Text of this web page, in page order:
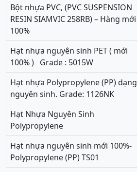
Bột nhựa PVC, (PVC SUSPENSION
RESIN SIAMVIC 258RB) – Hàng mới
100%
Hạt nhựa nguyên sinh PET ( mới
100% ) Grade : 5015W
Hạt nhựa Polypropylene (PP) dạng
nguyên sinh. Grade: 1126NK
Hạt Nhựa Nguyên Sinh
Polypropylene
Hạt nhựa nguyên sinh mới 100%-
Polypropylene (PP) TS01